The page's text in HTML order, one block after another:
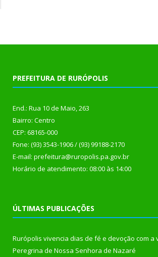
PREFEITURA DE RURÓPOLIS
End.: Rua 10 de Maio, 263
Bairro: Centro
CEP: 68165-000
Fone: (93) 3543-1906 / (93) 99188-2170
E-mail: prefeitura@ruropolis.pa.gov.br
Horário de atendimento: 08:00 às 14:00
ÚLTIMAS PUBLICAÇÕES
Rurópolis vivencia dias de fé e devoção com a
Peregrina de Nossa Senhora de Nazaré